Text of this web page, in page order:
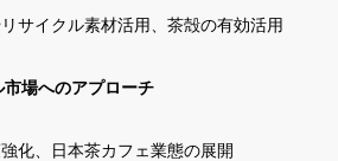
サイクル素材活用、茶殻の有効活用
場へのアプローチ
化、日本茶カフェ業態の展開